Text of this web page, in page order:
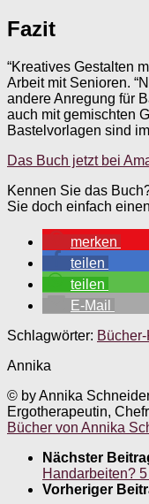
Fazit
“Kreatives Gestalten
Arbeit mit Senioren.
andere Anregung für
auch mit gemischten
Bastelvorlagen sind
Das Buch jetzt bei
Kennen Sie das
Sie doch einfach
merken
teilen
teilen
E-Mail
Schlagwörter:
Annika
© by Annika
Ergotherapeutin,
Bücher von Annika
Nächster
Handarbeiten? 5
Vorheriger